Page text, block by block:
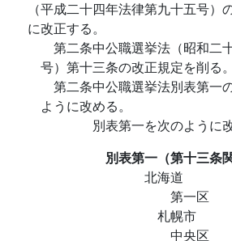
（平成二十四年法律第九十五号）
に改正する。
第二条中公職選挙法（昭和二
号）第十三条の改正規定を削る。
第二条中公職選挙法別表第一
ように改める。
別表第一を次のように
別表第一 （第十三条
北海道
第一区
札幌市
中央区